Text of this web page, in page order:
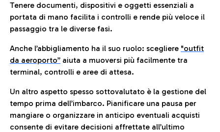
Tenere documenti, dispositivi e oggetti essenziali a
portata di mano facilita i controlli e rende più veloce il
passaggio tra le diverse fasi.
Anche l’abbigliamento ha il suo ruolo: scegliere "outfit
da aeroporto” aiuta a muoversi più facilmente tra
terminal, controlli e aree di attesa.
Un altro aspetto spesso sottovalutato è la gestione del
tempo prima dell’imbarco. Pianificare una pausa per
mangiare o organizzare in anticipo eventuali acquisti
consente di evitare decisioni affrettate all’ultimo